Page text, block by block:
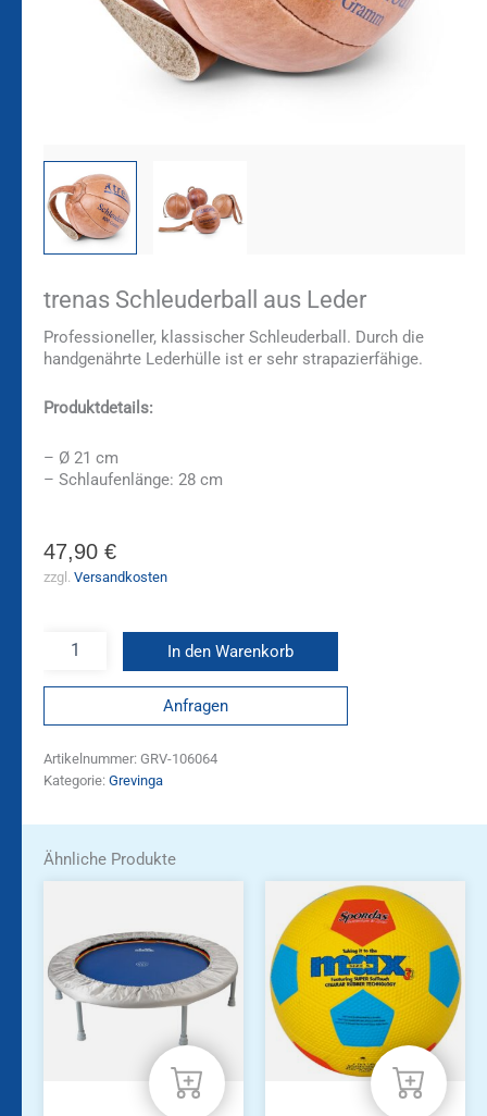
trenas Schleuderball aus Leder
Professioneller, klassischer Schleuderball. Durch die
handgenährte Lederhülle ist er sehr strapazierfähige.
Produktdetails:
– Ø 21 cm
– Schlaufenlänge: 28 cm
47,90 €
zzgl. Versandkosten
In den Warenkorb
Anfragen
Artikelnummer: GRV-106064
Kategorie: Grevinga
Ähnliche Produkte